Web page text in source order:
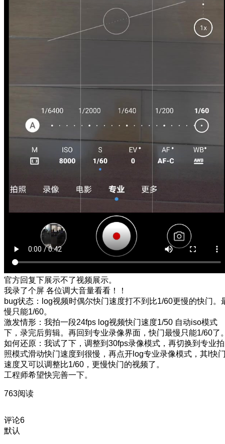
官方回复下展示不了视频展示。
我录了个屏 各位调大音量看看！！
bug状态：log视频时偶尔快门速度打不到比1/60更慢的快门。
慢只能1/60。
激发情形：我拍一段24fps log视频快门速度1/50 自动iso模式
下，录完后剪辑。再回到专业录像界面，快门最慢只能1/60了
如何还原：我试了下，调整到30fps录像模式，再切换到专业拍
照模式滑动快门速度到很慢，再点开log专业录像模式，其l快
速度又可以调整比1/60，更慢快门的视频了。
工程师希望快完善一下。
763阅读
评论6
默认